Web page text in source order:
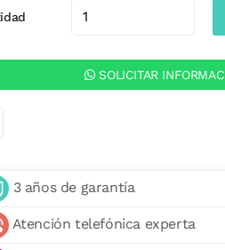
SOLICITAR
3 años de garantía
Atención telefónica experta